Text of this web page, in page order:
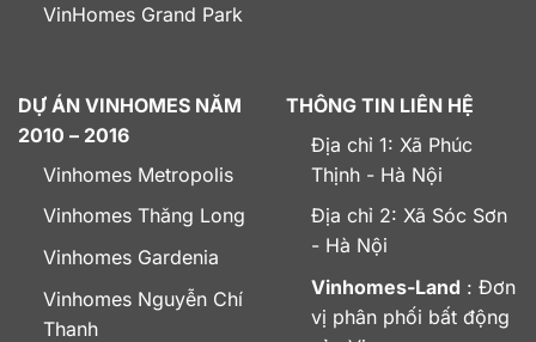
VinHomes Grand Park
DỰ ÁN VINHOMES NĂM
2010 – 2016
Vinhomes Metropolis
Vinhomes Thăng Long
Vinhomes Gardenia
Vinhomes Nguyễn Chí
Thanh
THÔNG TIN LIÊN HỆ
Địa chỉ 1: Xã Phúc
Thịnh - Hà Nội
Địa chỉ 2: Xã Sóc Sơn
- Hà Nội
Vinhomes-Land : Đơn
vị phân phối bất động